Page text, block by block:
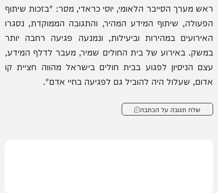
ראש מערך הסייבר הלאומי, יוסי כראדי, מסר: "בזכות שיתוף
הפעולה, שיתוף המידע המהיר, והתגובה הממוקדת, נסגרו
האירועים במהירות וביעילות, ונמנעה פגיעה רחבה יותר
במשק. באירוע של בית החולים שמיר, מעבר לדלף המידע,
עצם הניסיון לפגוע בבית חולים בישראל מהווה חציית קו
אדום, שעלול היה להוביל גם לפגיעה בחיי אדם".
שלח תגובה על הכתבה